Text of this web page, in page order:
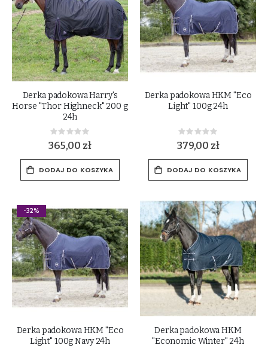
Derka padokowa Harry's
Horse "Thor Highneck" 200 g
24h
Rating:
0%
365,00 zł
DODAJ DO KOSZYKA
Derka padokowa HKM "Eco
Light" 100g 24h
Rating:
0%
379,00 zł
DODAJ DO KOSZYKA
-32%
Derka padokowa HKM "Eco
Light" 100g Navy 24h
Derka padokowa HKM
"Economic Winter" 24h